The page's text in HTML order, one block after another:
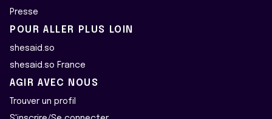
Presse
POUR ALLER PLUS LOIN
shesaid.so
shesaid.so France
AGIR AVEC NOUS
Trouver un profil